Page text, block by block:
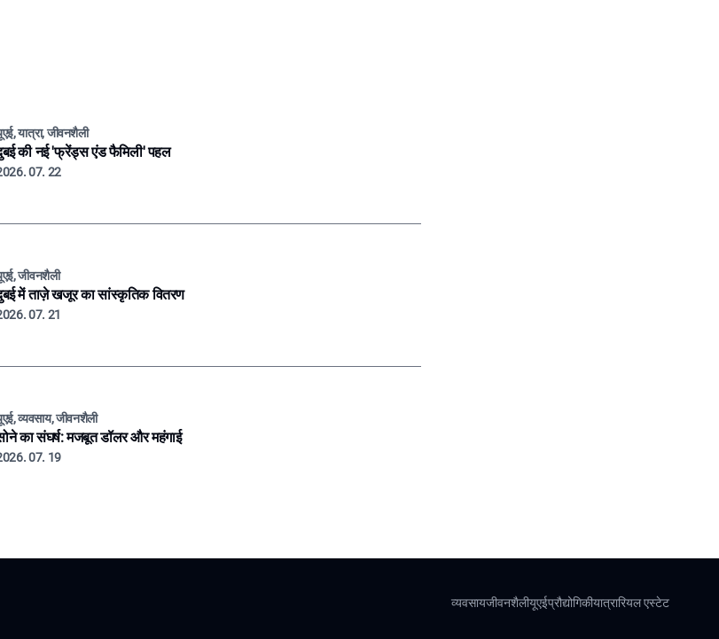
यात्रा, जीवनशैली
की नई 'फ्रेंड्स एंड फैमिली' पहल
07. 22
जीवनशैली
में ताज़े खजूर का सांस्कृतिक वितरण
07. 21
व्यवसाय, जीवनशैली
का संघर्ष: मजबूत डॉलर और महंगाई
07. 19
व्यवसायजीवनशैलीयूएईप्रौद्योगिकीयात्रारियल एस्टेट